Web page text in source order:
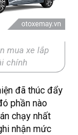
mua xe lắp
chính
đã thúc đẩy
phần nào
chạy nhất
nhận mức